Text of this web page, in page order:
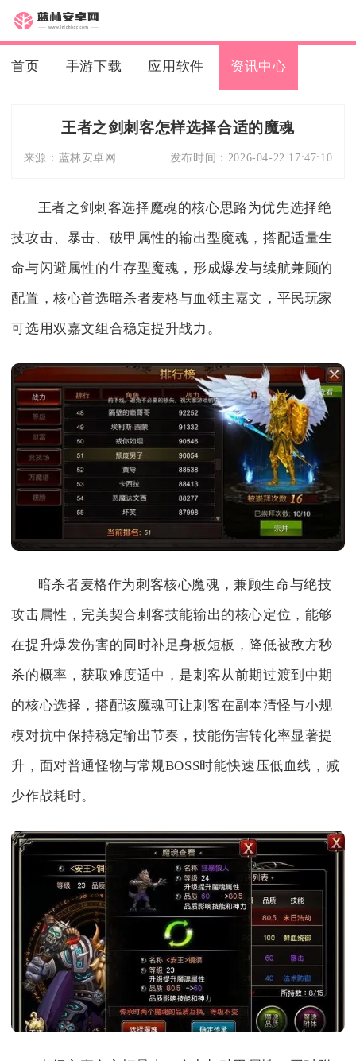
首页 手游下载 应用软件 资讯中心
王者之剑刺客怎样选择合适的魔魂
来源： 蓝林安卓网 发布时间： 2026-04-22 17:47:10
王者之剑刺客选择魔魂的核心思路为优先选择绝
技攻击、暴击、破甲属性的输出型魔魂，搭配适量生
命与闪避属性的生存型魔魂，形成爆发与续航兼顾的
配置，核心首选暗杀者麦格与血领主嘉文，平民玩家
可选用双嘉文组合稳定提升战力。
暗杀者麦格作为刺客核心魔魂，兼顾生命与绝技
攻击属性，完美契合刺客技能输出的核心定位，能够
在提升爆发伤害的同时补足身板短板，降低被敌方秒
杀的概率，获取难度适中，是刺客从前期过渡到中期
的核心选择，搭配该魔魂可让刺客在副本清怪与小规
模对抗中保持稳定输出节奏，技能伤害转化率显著提
升，面对普通怪物与常规BOSS时能快速压低血线，减
少作战耗时。